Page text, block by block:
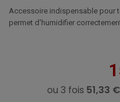
Accessoire indispensable pour
permet d'humidifier